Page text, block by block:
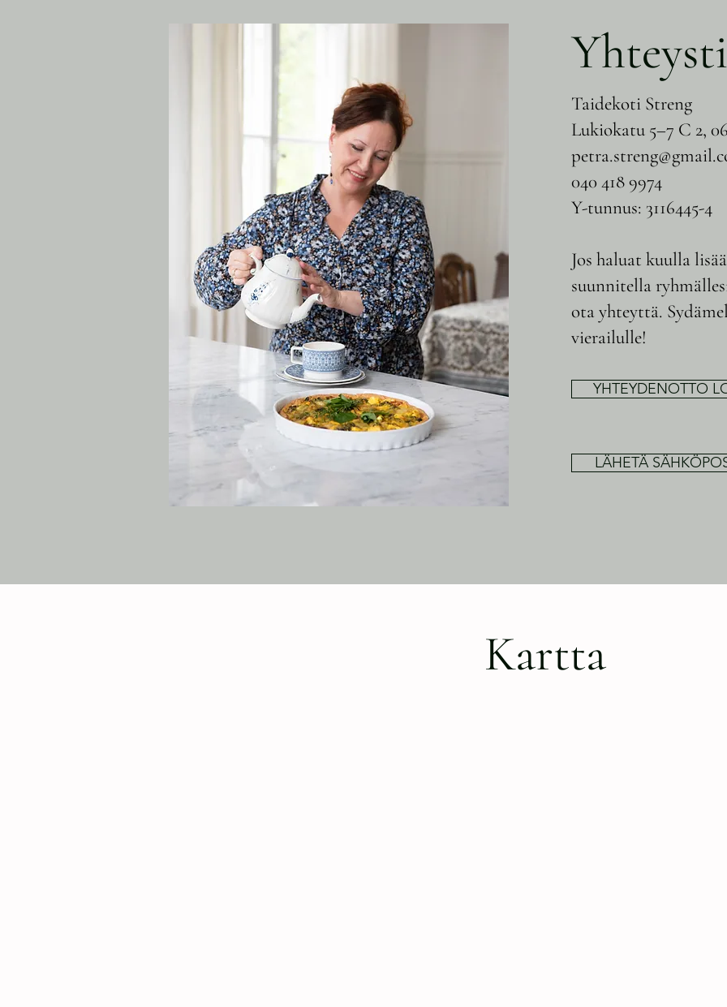
Taidekoti Streng
Lukiokatu 5–7 C 2,
040 418 9974
Y-tunnus: 3116445-4
Jos haluat kuulla
suunnitella
ota yhteyttä.
vierailulle!
YHTEYDENOTTO
LÄHETÄ
Kartta